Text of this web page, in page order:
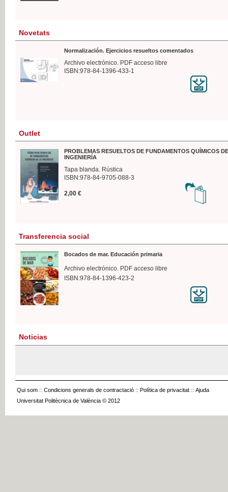
Novetats
Normalización. Ejercicios resueltos comentados
Archivo electrónico. PDF acceso libre
ISBN:978-84-1396-433-1
Outlet
PROBLEMAS RESUELTOS DE FUNDAMENTOS QUÍMICOS
INGENIERÍA
Tapa blanda. Rústica
ISBN:978-84-9705-088-3
2,00 €
Transferencia social
Bocados de mar. Educación primaria
Archivo electrónico. PDF acceso libre
ISBN:978-84-1396-423-2
Noticias
Qui som :: Condicions generals de contractació :: Política de privacitat :: Ajuda
Universitat Politècnica de València © 2012